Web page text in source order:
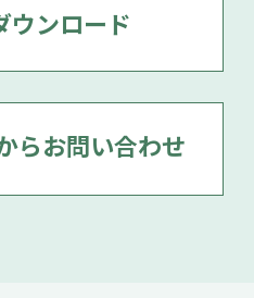
ウンロード
らお問い合わせ